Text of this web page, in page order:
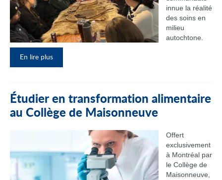
innue la réalité
des soins en
milieu
autochtone.
En lire plus
Étudier en transformation alimentaire
au Collège de Maisonneuve
Offert
exclusivement
à Montréal par
le Collège de
Maisonneuve,